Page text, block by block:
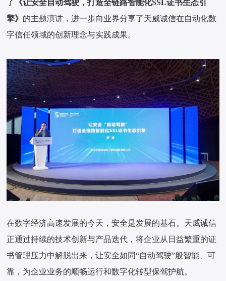
了
《让安全自动驾驶，打造全链路智能化SSL证书生态引
擎》 的主题演讲，进一步向业界分享了天威诚信在自动化数
字信任领域的创新理念与实践成果。
在数字经济高速发展的今天，安全是发展的基石。天威诚信
正通过持续的技术创新与产品迭代，将企业从日益繁重的证
书管理压力中解脱出来，让安全如同“自动驾驶”般智能、可
靠，为企业业务的顺畅运行和数字化转型保驾护航。